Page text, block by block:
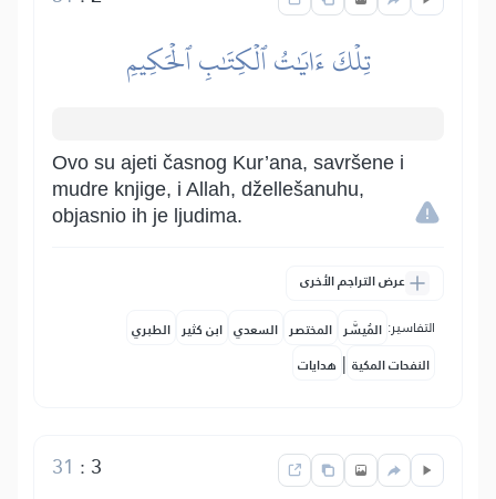
تِلۡكَ ءَايَٰتُ ٱلۡكِتَٰبِ ٱلۡحَكِيمِ
Ovo su ajeti časnog Kur’ana, savršene i
mudre knjige, i Allah, džellešanuhu,
objasnio ih je ljudima.
عرض التراجم الأخرى
التفاسير: المُيسَّر المختصر السعدي ابن كثير الطبري
النفحات المكية | هدايات
3
:
31